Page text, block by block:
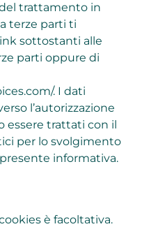
trattamento in
terze parti ti
sottostanti alle
parti oppure di
. I dati
l’autorizzazione
essere trattati con il
per lo svolgimento
informativa.
è facoltativa.